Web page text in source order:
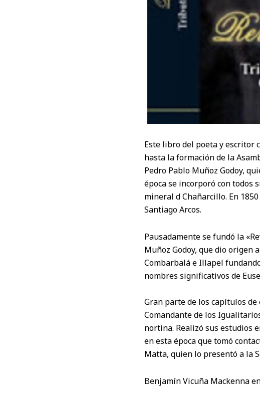
Este libro del poeta y escritor
hasta la formación de la
Pedro Pablo Muñoz Godoy,
época se incorporó con todos
mineral d Chañarcillo. En
Santiago Arcos.
Pausadamente se fundó la
Muñoz Godoy, que dio origen
Combarbalá e Illapel
nombres significativos de
Gran parte de los capítulos
Comandante de los
nortina. Realizó sus estudios
en esta época que tomó
Matta, quien lo presentó a la
Benjamín Vicuña Mackenna